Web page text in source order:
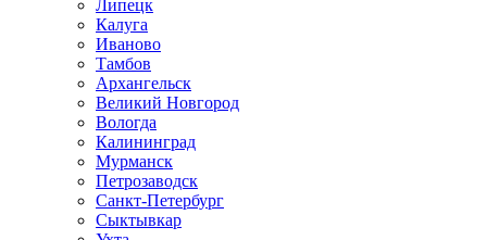
Липецк
Калуга
Иваново
Тамбов
Архангельск
Великий Новгород
Вологда
Калининград
Мурманск
Петрозаводск
Санкт-Петербург
Сыктывкар